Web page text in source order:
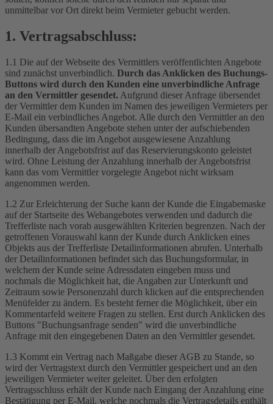
unmittelbar vor Ort direkt beim Vermieter gebucht werden.
1. Vertragsabschluss:
1.1 Die auf der Webseite des Vermittlers veröffentlichten Angebote
sind zunächst unverbindlich. Durch das Anklicken des Buchungs-
Buttons wird durch den Kunden eine unverbindliche Anfrage
an den Vermittler gesendet. Aufgrund dieser Anfrage übersendet
der Vermittler dem Kunden im Namen des jeweiligen Vermieters per
E-Mail ein verbindliches Angebot. Alle durch den Vermittler an den
Kunden übersandten Angebote stehen unter der aufschiebenden
Bedingung, dass die im Angebot ausgewiesene Anzahlung
innerhalb der Angebotsfrist auf das Reservierungskonto geleistet
wird. Ohne Leistung der Anzahlung innerhalb der Angebotsfrist
kann das vom Vermittler vorgelegte Angebot nicht wirksam
angenommen werden.
1.2 Zur Erleichterung der Suche kann der Kunde die Eingabemaske
auf der Startseite des Webangebotes verwenden und dadurch die
Trefferliste nach vorab ausgewählten Kriterien begrenzen. Nach der
getroffenen Vorauswahl kann der Kunde durch Anklicken eines
Objekts aus der Trefferliste Detailinformationen abrufen. Unterhalb
der Detailinformationen befindet sich das Buchungsformular, in
welchem der Kunde seine Adressdaten eingeben muss und
nochmals die Möglichkeit hat, die Angaben zur Unterkunft und
Zeitraum sowie Personenzahl durch klicken auf die entsprechenden
Menüfelder zu ändern. Es besteht ferner die Möglichkeit, über ein
Kommentarfeld weitere Fragen zu stellen. Erst durch Anklicken des
Buttons "Buchungsanfrage senden" wird die unverbindliche
Anfrage mit den eingegebenen Daten an den Vermittler gesendet.
1.3 Kommt ein Vertrag nach Maßgabe dieser AGB zu Stande, so
wird der Vertragstext durch den Vermittler gespeichert und an den
jeweiligen Vermieter weiter geleitet. Über den erfolgten
Vertragsschluss erhält der Kunde nach Eingang der Anzahlung eine
Bestätigung per E-Mail, welche nochmals die Vertragsdetails enthält